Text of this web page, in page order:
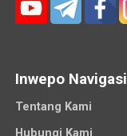
Inwepo Navigasi
Tentang Kami